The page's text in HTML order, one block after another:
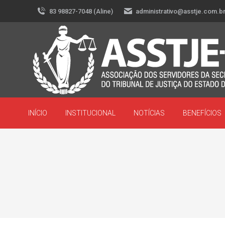
83 98827-7048 (Aline) administrativo@asstje.com.br
INÍCIO INSTITUCIONAL NOTÍCIAS BENEFÍCIOS